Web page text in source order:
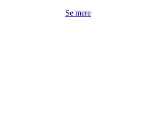
Se mere